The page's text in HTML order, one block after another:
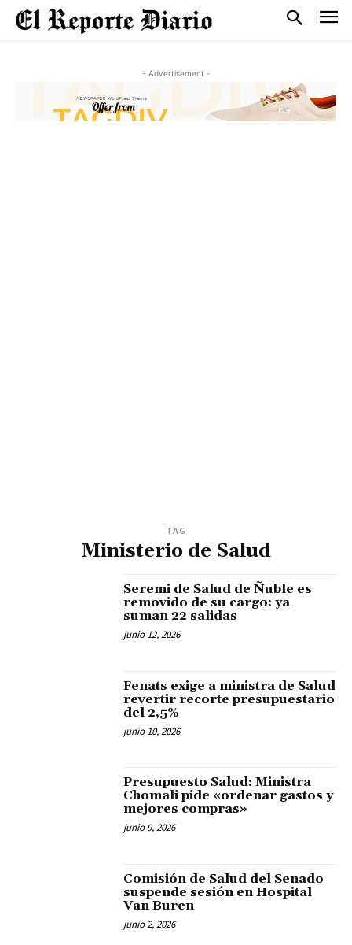
- Advertisement -
TAG
Ministerio de Salud
Seremi de Salud de Ñuble es
removido de su cargo: ya
suman 22 salidas
junio 12, 2026
Fenats exige a ministra de Salud
revertir recorte presupuestario
del 2,5%
junio 10, 2026
Presupuesto Salud: Ministra
Chomali pide «ordenar gastos y
mejores compras»
junio 9, 2026
Comisión de Salud del Senado
suspende sesión en Hospital
Van Buren
junio 2, 2026